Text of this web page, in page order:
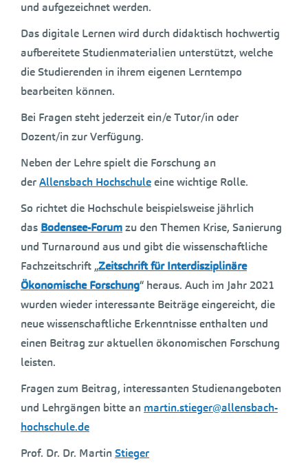
und aufgezeichnet werden.
Das digitale Lernen wird durch didaktisch hochwertig
aufbereitete Studienmaterialien unterstützt, welche
die Studierenden in ihrem eigenen Lerntempo
bearbeiten können.
Bei Fragen steht jederzeit ein/e Tutor/in oder
Dozent/in zur Verfügung.
Neben der Lehre spielt die Forschung an
derAllensbach Hochschuleeine wichtige Rolle.
So richtet die Hochschule beispielsweise jährlich
das Bodensee-Forumzu den Themen Krise, Sanierung
und Turnaround aus und gibt die wissenschaftliche
Fachzeitschrift „Zeitschrift für Interdisziplinäre
Ökonomische Forschung“ heraus. Auch im Jahr 2021
wurden wieder interessante Beiträge eingereicht, die
neue wissenschaftliche Erkenntnisse enthalten und
einen Beitrag zur aktuellen ökonomischen Forschung
leisten.
Fragen zum Beitrag, interessanten Studienangeboten
und Lehrgängen bitte an martin.stieger@allensbach-
hochschule.de
Prof. Dr. Dr. Martin Stieger